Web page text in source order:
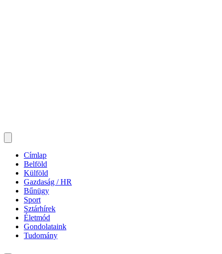
Címlap
Belföld
Külföld
Gazdaság / HR
Bűnügy
Sport
Sztárhírek
Életmód
Gondolataink
Tudomány